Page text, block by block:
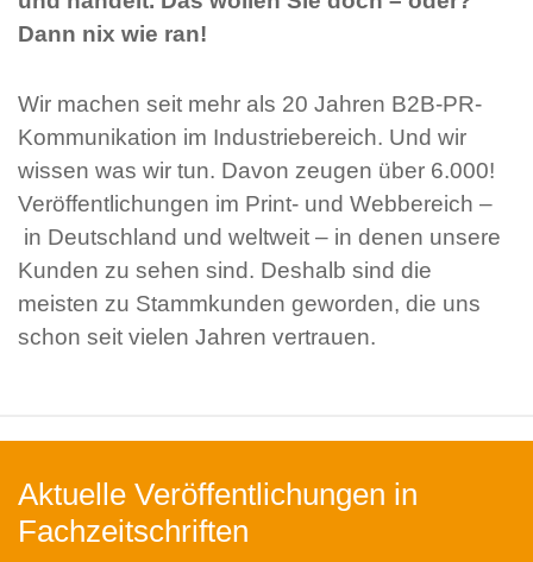
Dann nix wie ran!
Wir machen seit mehr als 20 Jahren B2B-PR-
Kommunikation im Industriebereich. Und wir
wissen was wir tun. Davon zeugen über 6.000!
Veröffentlichungen im Print- und Webbereich –
in Deutschland und weltweit – in denen unsere
Kunden zu sehen sind. Deshalb sind die
meisten zu Stammkunden geworden, die uns
schon seit vielen Jahren vertrauen.
Aktuelle Veröffentlichungen in
Fachzeitschriften